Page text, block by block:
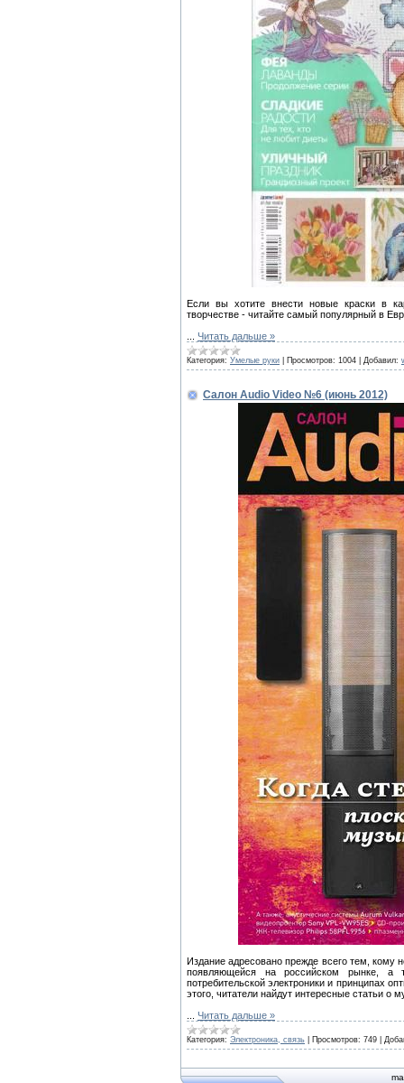
Если вы хотите внести новые краски в
творчестве - читайте самый популярный в
Читать дальше »
Категория: Умелые руки Просмотров: 1004 Добавил:
Салон Audio Video №6 (июнь 2012)
Издание адресовано прежде всего тем, кому
появляющейся на российском рынке, а
потребительской электроники и принципах
этого, читатели найдут интересные статьи о
Читать дальше »
Категория: Электроника, связь Просмотров: 749